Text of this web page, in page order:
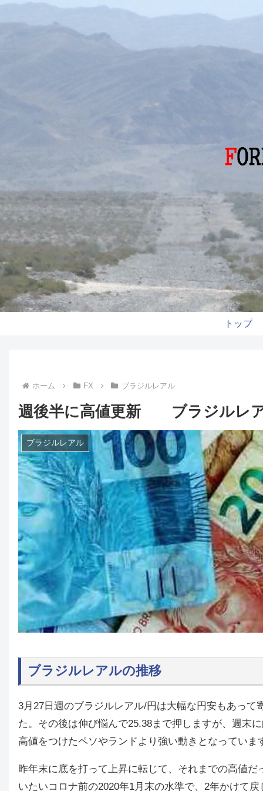
トップ
ホーム FX ブラジルレアル
週後半に高値更新 ブラジルレア
ブラジルレアル
ブラジルレアルの推移
3月27日週のブラジルレアル/円は大幅な円安もあって
た。その後は伸び悩んで25.38まで押しますが、週末
高値をつけたペソやランドより強い動きとなっていま
昨年末に底を打って上昇に転じて、それまでの高値
いたいコロナ前の2020年1月末の水準で、2年かけて